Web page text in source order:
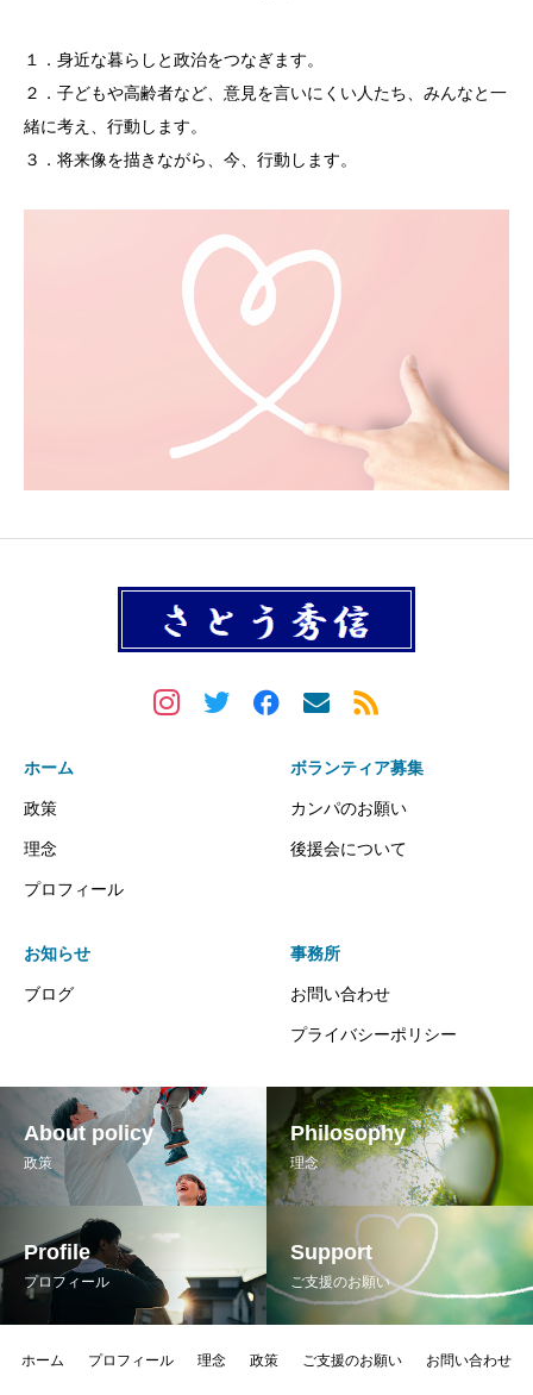
１．身近な暮らしと政治をつなぎます。
２．子どもや高齢者など、意見を言いにくい人たち、みんなと一
緒に考え、行動します。
３．将来像を描きながら、今、行動します。
ホーム
政策
理念
プロフィール
ボランティア募集
カンパのお願い
後援会について
お知らせ
ブログ
事務所
お問い合わせ
プライバシーポリシー
About policy
政策
Philosophy
理念
Profile
プロフィール
Support
ご支援のお願い
ホーム プロフィール 理念 政策 ご支援のお願い お問い合わせ